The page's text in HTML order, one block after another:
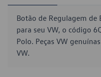
Botão de Regulagem
para seu VW, o código
Polo. Peças VW
VW.